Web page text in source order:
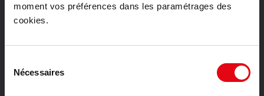
moment vos préférences dans les paramétrages des
cookies.
Nécessaires
Location bureaux Nantes
Location bureaux Montpellier
Vente bureaux Paris